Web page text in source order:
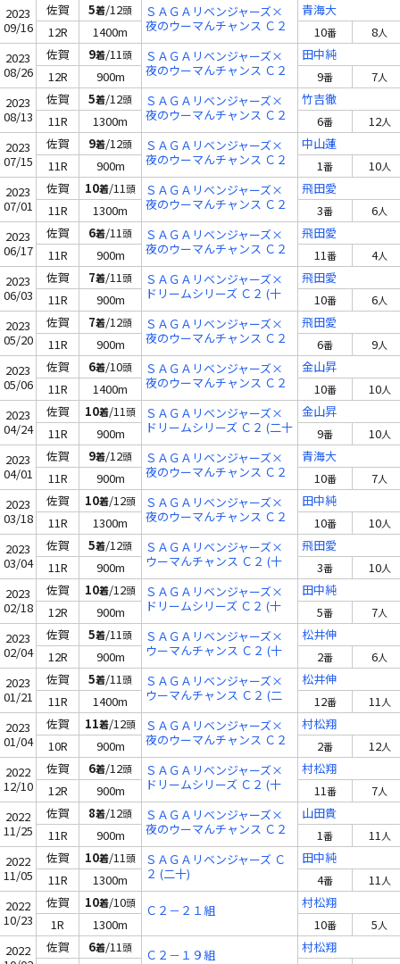
2023
09/16
佐賀 5着/12頭
ＳＡＧＡリベンジャーズ×
夜のウーマんチャンス Ｃ２
(十三)
青海大
12R
1400m 10番 8人
2023
08/26
佐賀 9着/11頭
ＳＡＧＡリベンジャーズ×
夜のウーマんチャンス Ｃ２
(十四)
田中純
12R
900m 9番 7人
2023
08/13
佐賀 5着/12頭
ＳＡＧＡリベンジャーズ×
夜のウーマんチャンス Ｃ２
(十五)
竹吉徹
11R
1300m 6番 12人
2023
07/15
佐賀 9着/12頭
ＳＡＧＡリベンジャーズ×
夜のウーマんチャンス Ｃ２
(十四)
中山蓮
11R
900m 1番 10人
2023
07/01
佐賀 10着/11頭
ＳＡＧＡリベンジャーズ×
夜のウーマんチャンス Ｃ２
(十五)
飛田愛
11R
1300m 3番 6人
2023
06/17
佐賀 6着/11頭
ＳＡＧＡリベンジャーズ×
夜のウーマんチャンス Ｃ２
(十六)
飛田愛
11R
900m 11番 4人
2023
06/03
佐賀 7着/11頭
ＳＡＧＡリベンジャーズ×
ドリームシリーズ Ｃ２ (十
九)
飛田愛
11R
900m 10番 6人
2023
05/20
佐賀 7着/12頭
ＳＡＧＡリベンジャーズ×
夜のウーマんチャンス Ｃ２
(十九)
飛田愛
11R
900m 6番 9人
2023
05/06
佐賀 6着/10頭
ＳＡＧＡリベンジャーズ×
夜のウーマんチャンス Ｃ２
(二十一)
金山昇
11R
1400m 10番 10人
2023
04/24
佐賀 10着/11頭
ＳＡＧＡリベンジャーズ×
ドリームシリーズ Ｃ２ (二十
三)
金山昇
11R
900m 9番 10人
2023
04/01
佐賀 9着/12頭
ＳＡＧＡリベンジャーズ×
夜のウーマんチャンス Ｃ２
(二十三)
青海大
11R
900m 10番 7人
2023
03/18
佐賀 10着/12頭
ＳＡＧＡリベンジャーズ×
夜のウーマんチャンス Ｃ２
(十六)
田中純
11R
1300m 10番 10人
2023
03/04
佐賀 5着/12頭
ＳＡＧＡリベンジャーズ×
ウーマんチャンス Ｃ２ (十
七)
飛田愛
11R
900m 3番 10人
2023
02/18
佐賀 10着/12頭
ＳＡＧＡリベンジャーズ×
ドリームシリーズ Ｃ２ (十
九)
田中純
12R
900m 5番 7人
2023
02/04
佐賀 5着/11頭
ＳＡＧＡリベンジャーズ×
ウーマんチャンス Ｃ２ (十
九)
松井伸
12R
900m 2番 6人
2023
01/21
佐賀 5着/11頭
ＳＡＧＡリベンジャーズ×
ウーマんチャンス Ｃ２ (二
十)
松井伸
11R
1400m 12番 11人
2023
01/04
佐賀 11着/12頭
ＳＡＧＡリベンジャーズ×
夜のウーマんチャンス Ｃ２
(二十三)
村松翔
10R
900m 2番 12人
2022
12/10
佐賀 6着/12頭
ＳＡＧＡリベンジャーズ×
ドリームシリーズ Ｃ２ (十
九)
村松翔
12R
900m 11番 7人
2022
11/25
佐賀 8着/12頭
ＳＡＧＡリベンジャーズ×
夜のウーマんチャンス Ｃ２
(二十一)
山田貴
11R
900m 1番 11人
2022
11/05
佐賀 10着/11頭
ＳＡＧＡリベンジャーズ Ｃ
２ (二十)
田中純
11R
1300m 4番 11人
2022
10/23
佐賀 10着/10頭 Ｃ２－２１組
村松翔
1R
1300m 10番 5人
2022
佐賀 6着/11頭 Ｃ２－１９組
村松翔